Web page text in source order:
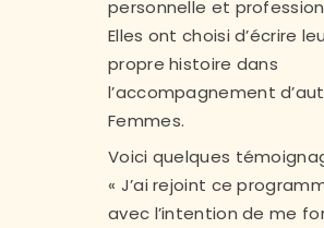
personnelle et
Elles ont choisi d’écrire
propre histoire dans
l’accompagnement
Femmes.
Voici quelques
« J’ai rejoint ce
avec l’intention de me